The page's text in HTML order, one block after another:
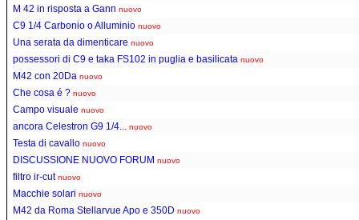
M 42 in risposta a Gann nuovo
C9 1/4 Carbonio o Alluminio nuovo
Una serata da dimenticare nuovo
possessori di C9 e taka FS102 in puglia e basilicata nuovo
M42 con 20Da nuovo
Che cosa é ? nuovo
Campo visuale nuovo
ancora Celestron G9 1/4... nuovo
Testa di cavallo nuovo
DISCUSSIONE NUOVO FORUM nuovo
filtro ir-cut nuovo
Macchie solari nuovo
M42 da Roma Stellarvue Apo e 350D nuovo